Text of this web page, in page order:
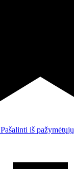
Pašalinti iš pažymėtųjų